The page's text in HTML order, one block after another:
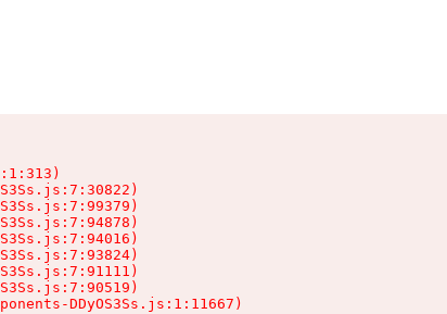
DDyOS3Ss.js:1:11667)